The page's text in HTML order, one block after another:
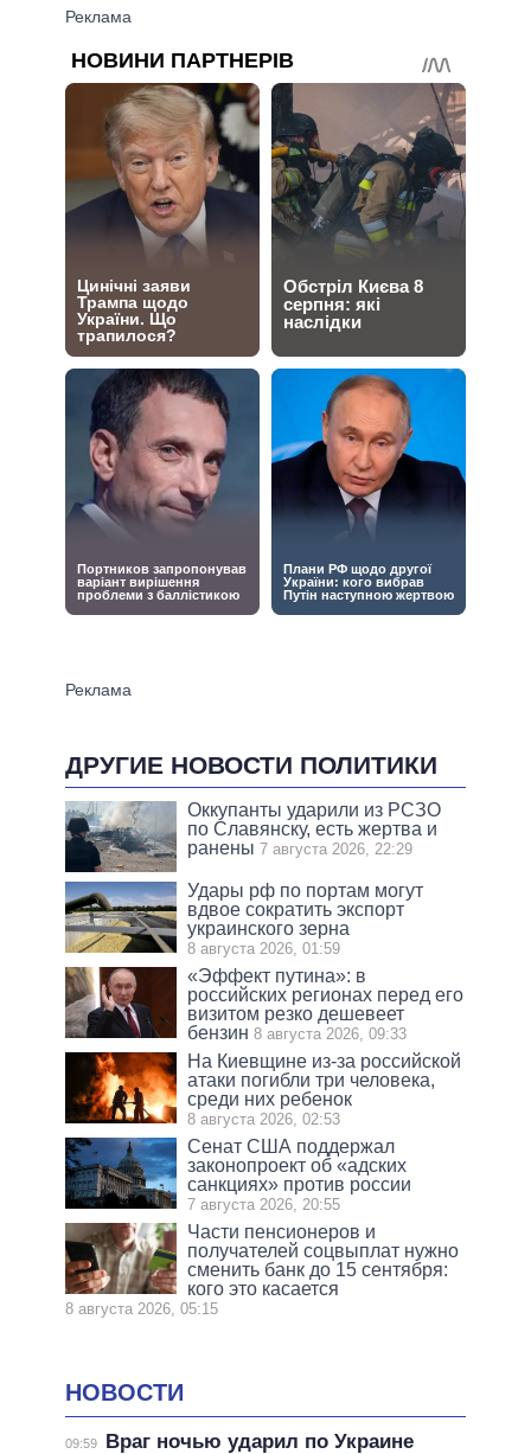
ДРУГИЕ НОВОСТИ ПОЛИТИКИ
Оккупанты ударили из РСЗО
по Славянску, есть жертва и
ранены 7 августа 2026, 22:29
Удары рф по портам могут
вдвое сократить экспорт
украинского зерна
8 августа 2026, 01:59
«Эффект путина»: в
российских регионах перед его
визитом резко дешевеет
бензин 8 августа 2026, 09:33
На Киевщине из-за российской
атаки погибли три человека,
среди них ребенок
8 августа 2026, 02:53
Сенат США поддержал
законопроект об «адских
санкциях» против россии
7 августа 2026, 20:55
Части пенсионеров и
получателей соцвыплат нужно
сменить банк до 15 сентября:
кого это касается
8 августа 2026, 05:15
НОВОСТИ
09:59
Враг ночью ударил по Украине